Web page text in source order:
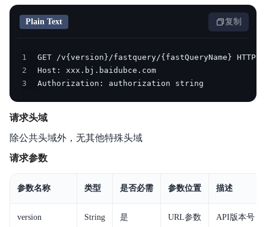
操作指南
开发指南
日志服务等级协议SLA
Plain Text 复制
1
2
3
Authorization: authorization string
请求头域
除公共头域外，无其他特殊头域
请求参数
参数名称 类型 是否必需 参数位置 描述
version String 是 URL参数 API版本号，